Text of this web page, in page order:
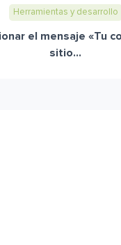
Herramientas y desarrollo
el mensaje «Tu
sitio...